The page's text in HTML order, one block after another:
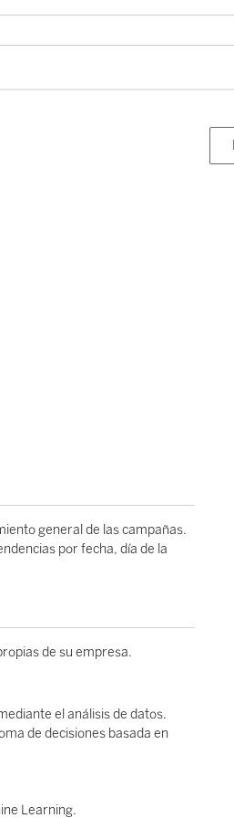
general de las campañas.
por fecha, día de la
de su empresa.
el análisis de datos.
de decisiones basada en
Learning.